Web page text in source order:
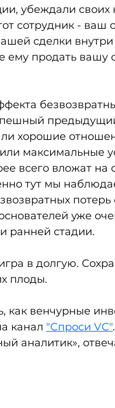
убеждали своих
сотрудник -
сделки
ему продать вашу
хорошие
максимальные
всего вложат
тут мы
уже
ранней стадии.
в долгую.
плоды.
как венчурные
канал "Спроси VC"
аналитик»,